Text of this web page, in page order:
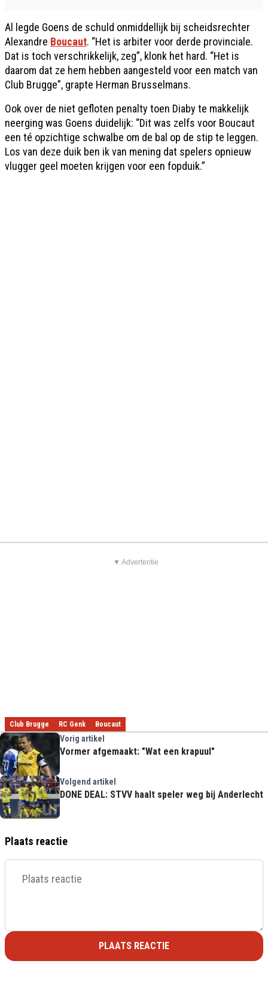
Al legde Goens de schuld onmiddellijk bij scheidsrechter
Alexandre Boucaut. “Het is arbiter voor derde provinciale.
Dat is toch verschrikkelijk, zeg”, klonk het hard. “Het is
daarom dat ze hem hebben aangesteld voor een match van
Club Brugge”, grapte Herman Brusselmans.
Ook over de niet gefloten penalty toen Diaby te makkelijk
neerging was Goens duidelijk: “Dit was zelfs voor Boucaut
een té opzichtige schwalbe om de bal op de stip te leggen.
Los van deze duik ben ik van mening dat spelers opnieuw
vlugger geel moeten krijgen voor een fopduik.”
▼ Advertentie
Club Brugge RC Genk Boucaut
Vorig artikel
Vormer afgemaakt: "Wat een krapuul"
Volgend artikel
DONE DEAL: STVV haalt speler weg bij Anderlecht
Plaats reactie
PLAATS REACTIE